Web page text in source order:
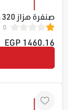
صنفرة هزاز 320 وات EFSR3201
0
1460.16 EGP